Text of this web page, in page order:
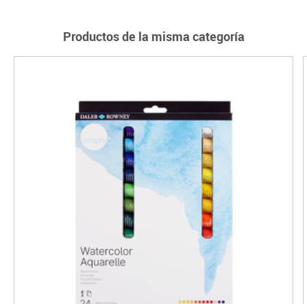
Productos de la misma categoría